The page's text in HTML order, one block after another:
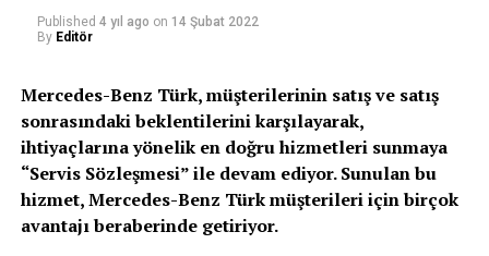
Published 4 yıl ago on 14 Şubat 2022
By Editör
Mercedes-Benz Türk, müşterilerinin satış ve satış
sonrasındaki beklentilerini karşılayarak,
ihtiyaçlarına yönelik en doğru hizmetleri sunmaya
“Servis Sözleşmesi” ile devam ediyor. Sunulan bu
hizmet, Mercedes-Benz Türk müşterileri için birçok
avantajı beraberinde getiriyor.